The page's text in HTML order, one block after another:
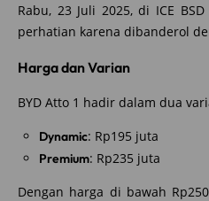
Rabu, 23 Juli 2025, di ICE
perhatian karena dibanderol
Harga dan Varian
BYD Atto 1 hadir dalam dua
Dynamic: Rp195 juta
Premium: Rp235 juta
Dengan harga di bawah